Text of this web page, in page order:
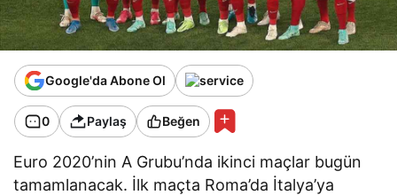
Google'da Abone Ol
0 Paylaş Beğen
Euro 2020’nin A Grubu’nda ikinci maçlar bugün
tamamlanacak. İlk maçta Roma’da İtalya’ya